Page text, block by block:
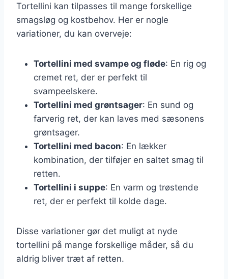
Tortellini kan tilpasses til mange forskellige
smagsløg og kostbehov. Her er nogle
variationer, du kan overveje:
Tortellini med svampe og fløde: En rig og
cremet ret, der er perfekt til
svampeelskere.
Tortellini med grøntsager: En sund og
farverig ret, der kan laves med sæsonens
grøntsager.
Tortellini med bacon: En lækker
kombination, der tilføjer en saltet smag til
retten.
Tortellini i suppe: En varm og trøstende
ret, der er perfekt til kolde dage.
Disse variationer gør det muligt at nyde
tortellini på mange forskellige måder, så du
aldrig bliver træt af retten.